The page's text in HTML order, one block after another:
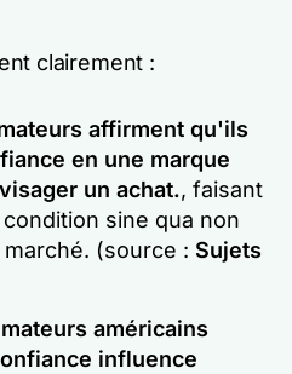
clairement :
affirment qu'ils
en une marque
un achat., faisant
sine qua non
(source : Sujets
américains
influence